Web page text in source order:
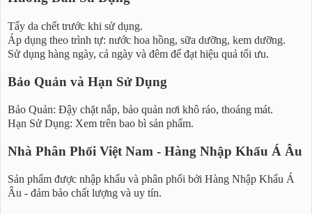
Tẩy da chết trước khi sử dụng.
Áp dụng theo trình tự: nước hoa hồng, sữa dưỡng, kem dưỡng.
Sử dụng hàng ngày, cả ngày và đêm để đạt hiệu quả tối ưu.
Bảo Quản và Hạn Sử Dụng
Bảo Quản: Đậy chặt nắp, bảo quản nơi khô ráo, thoáng mát.
Hạn Sử Dụng: Xem trên bao bì sản phẩm.
Nhà Phân Phối Việt Nam - Hàng Nhập Khẩu Á Âu
Sản phẩm được nhập khẩu và phân phối bởi Hàng Nhập Khẩu Á
Âu - đảm bảo chất lượng và uy tín.